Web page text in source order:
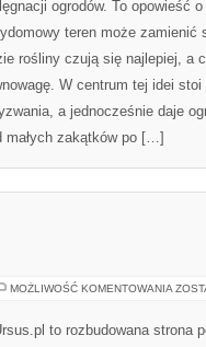
ogrodów. To opowieść
teren może zamienić
rośliny czują się najlepiej, a
W centrum tej idei
a jednocześnie daje
małych zakątków po […]
MOŻLIWOŚĆ KOMENTOWANIA
to rozbudowana strona